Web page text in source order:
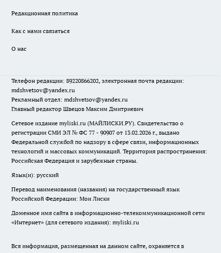
Редакционная политика
Как с нами связаться
О нас
Телефон редакции: 89220866202, электронная почта редакции:
mdshvetsov@yandex.ru
Рекламный отдел: mdshvetsov@yandex.ru
Главный редактор Швецов Максим Дмитриевич
Сетевое издание myliski.ru (МАЙЛИСКИ.РУ). Свидетельство о
регистрации СМИ ЭЛ № ФС 77 - 90907 от 13.02.2026 г., выдано
Федеральной службой по надзору в сфере связи, информационных
технологий и массовых коммуникаций. Территория распространения:
Российская Федерация и зарубежные страны.
Язык(и): русский
Перевод наименования (названия) на государственный язык
Российской Федерации: Мои Лиски
Доменное имя сайта в информационно-телекоммуникационной сети
«Интернет» (для сетевого издания): myliski.ru
Вся информация, размещенная на данном сайте, охраняется в